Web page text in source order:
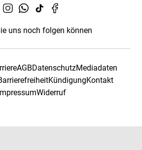
uns noch folgen können
AGBDatenschutzMediadaten
KündigungKontakt
Widerruf